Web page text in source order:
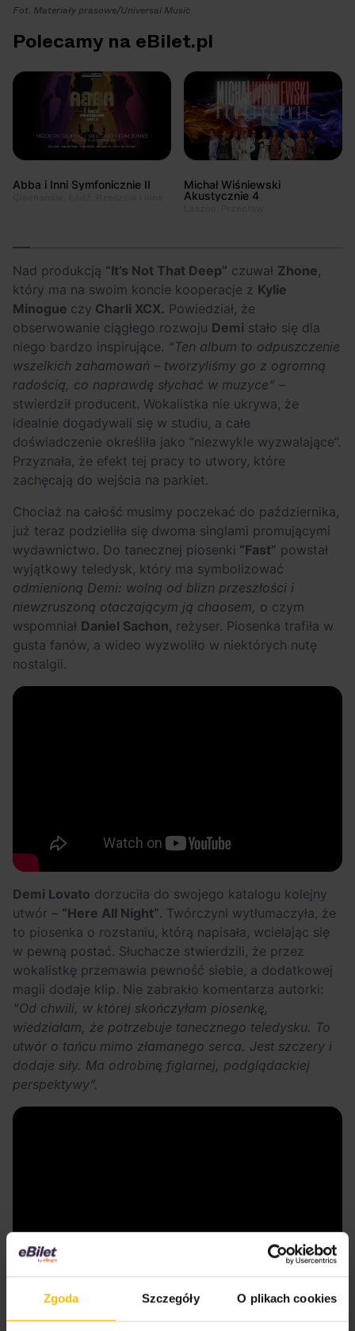
Zgoda Szczegóły O plikach cookies
Fot. Materiały prasowe/Universal Music
Polecamy na eBilet.pl
Abba i Inni Symfonicznie II
Michał Wiśniewski
Akustycznie 4
Nad produkcją “It’s Not That Deep” czuwał Zhone,
który ma na swoim koncie kooperacje z Kylie
Minogue czy Charli XCX. Powiedział, że
obserwowanie ciągłego rozwoju Demi stało się dla
niego bardzo inspirujące. “Ten album to odpuszczenie
wszelkich zahamowań – tworzyliśmy go z ogromną
radością, co naprawdę słychać w muzyce” –
stwierdził producent. Wokalistka nie ukrywa, że
idealnie dogadywali się w studiu, a całe
doświadczenie określiła jako “niezwykle wyzwalające”.
Przyznała, że efekt tej pracy to utwory, które
zachęcają do wejścia na parkiet.
Chociaż na całość musimy poczekać do października,
już teraz podzieliła się dwoma singlami promującymi
wydawnictwo. Do tanecznej piosenki “Fast” powstał
wyjątkowy teledysk, który ma symbolizować
odmienioną Demi: wolną od blizn przeszłości i
niewzruszoną otaczającym ją chaosem, o czym
wspomniał Daniel Sachon, reżyser. Piosenka trafiła w
gusta fanów, a wideo wyzwoliło w niektórych nutę
nostalgii.
Demi Lovato dorzuciła do swojego katalogu kolejny
utwór – “Here All Night”. Twórczyni wytłumaczyła, że
to piosenka o rozstaniu, którą napisała, wcielając się
w pewną postać. Słuchacze stwierdzili, że przez
wokalistkę przemawia pewność siebie, a dodatkowej
magii dodaje klip. Nie zabrakło komentarza autorki:
“Od chwili, w której skończyłam piosenkę,
wiedziałam, że potrzebuje tanecznego teledysku. To
utwór o tańcu mimo złamanego serca. Jest szczery i
dodaje siły. Ma odrobinę figlarnej, podglądackiej
perspektywy”.
Polecamy na eBilet.pl